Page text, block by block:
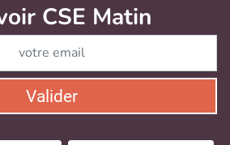
aberrant.
sera aux manettes du pouvoir
cela pourrait être fatal que
camion.
les mieux à même, salariés et
CSE Matin
Valider